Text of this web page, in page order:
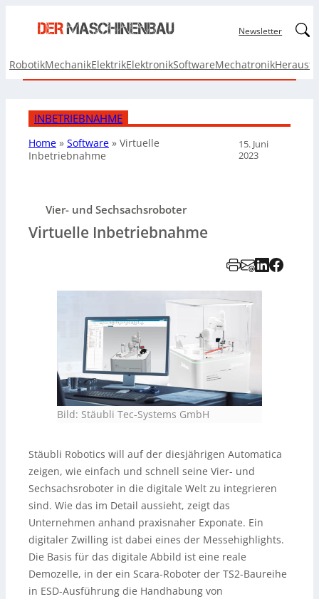
Newsletter
RobotikMechanikElektrikElektronikSoftwareMechatronik
INBETRIEBNAHME
Home » Software » Virtuelle
Inbetriebnahme
15. Juni
2023
Vier- und Sechsachsroboter
Virtuelle Inbetriebnahme
Bild: Stäubli Tec-Systems GmbH
Stäubli Robotics will auf der diesjährigen Automatica
zeigen, wie einfach und schnell seine Vier- und
Sechsachsroboter in die digitale Welt zu integrieren
sind. Wie das im Detail aussieht, zeigt das
Unternehmen anhand praxisnaher Exponate. Ein
digitaler Zwilling ist dabei eines der Messehighlights.
Die Basis für das digitale Abbild ist eine reale
Demozelle, in der ein Scara-Roboter der TS2-Baureihe
in ESD-Ausführung die Handhabung von